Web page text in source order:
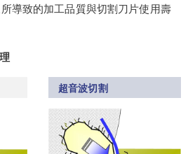
導致的加工品質與切割刀片使用壽
超音波切割